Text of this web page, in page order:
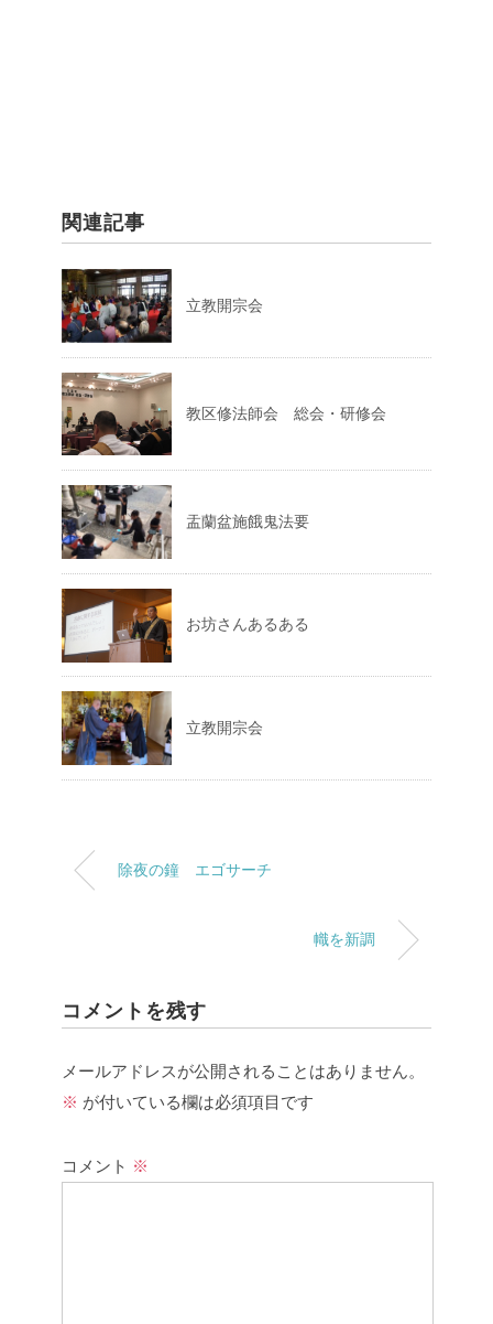
関連記事
立教開宗会
教区修法師会 総会・研修会
盂蘭盆施餓鬼法要
お坊さんあるある
立教開宗会
除夜の鐘 エゴサーチ
幟を新調
コメントを残す
メールアドレスが公開されることはありません。
※ が付いている欄は必須項目です
コメント ※